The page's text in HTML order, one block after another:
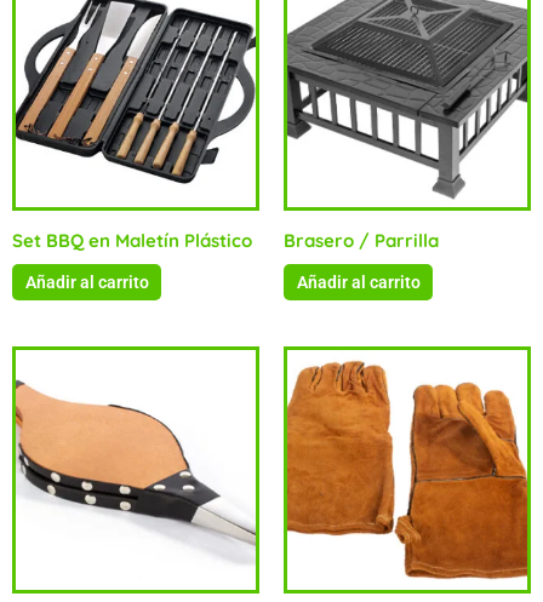
Set BBQ en Maletín Plástico
Añadir al carrito
Brasero / Parrilla
Añadir al carrito